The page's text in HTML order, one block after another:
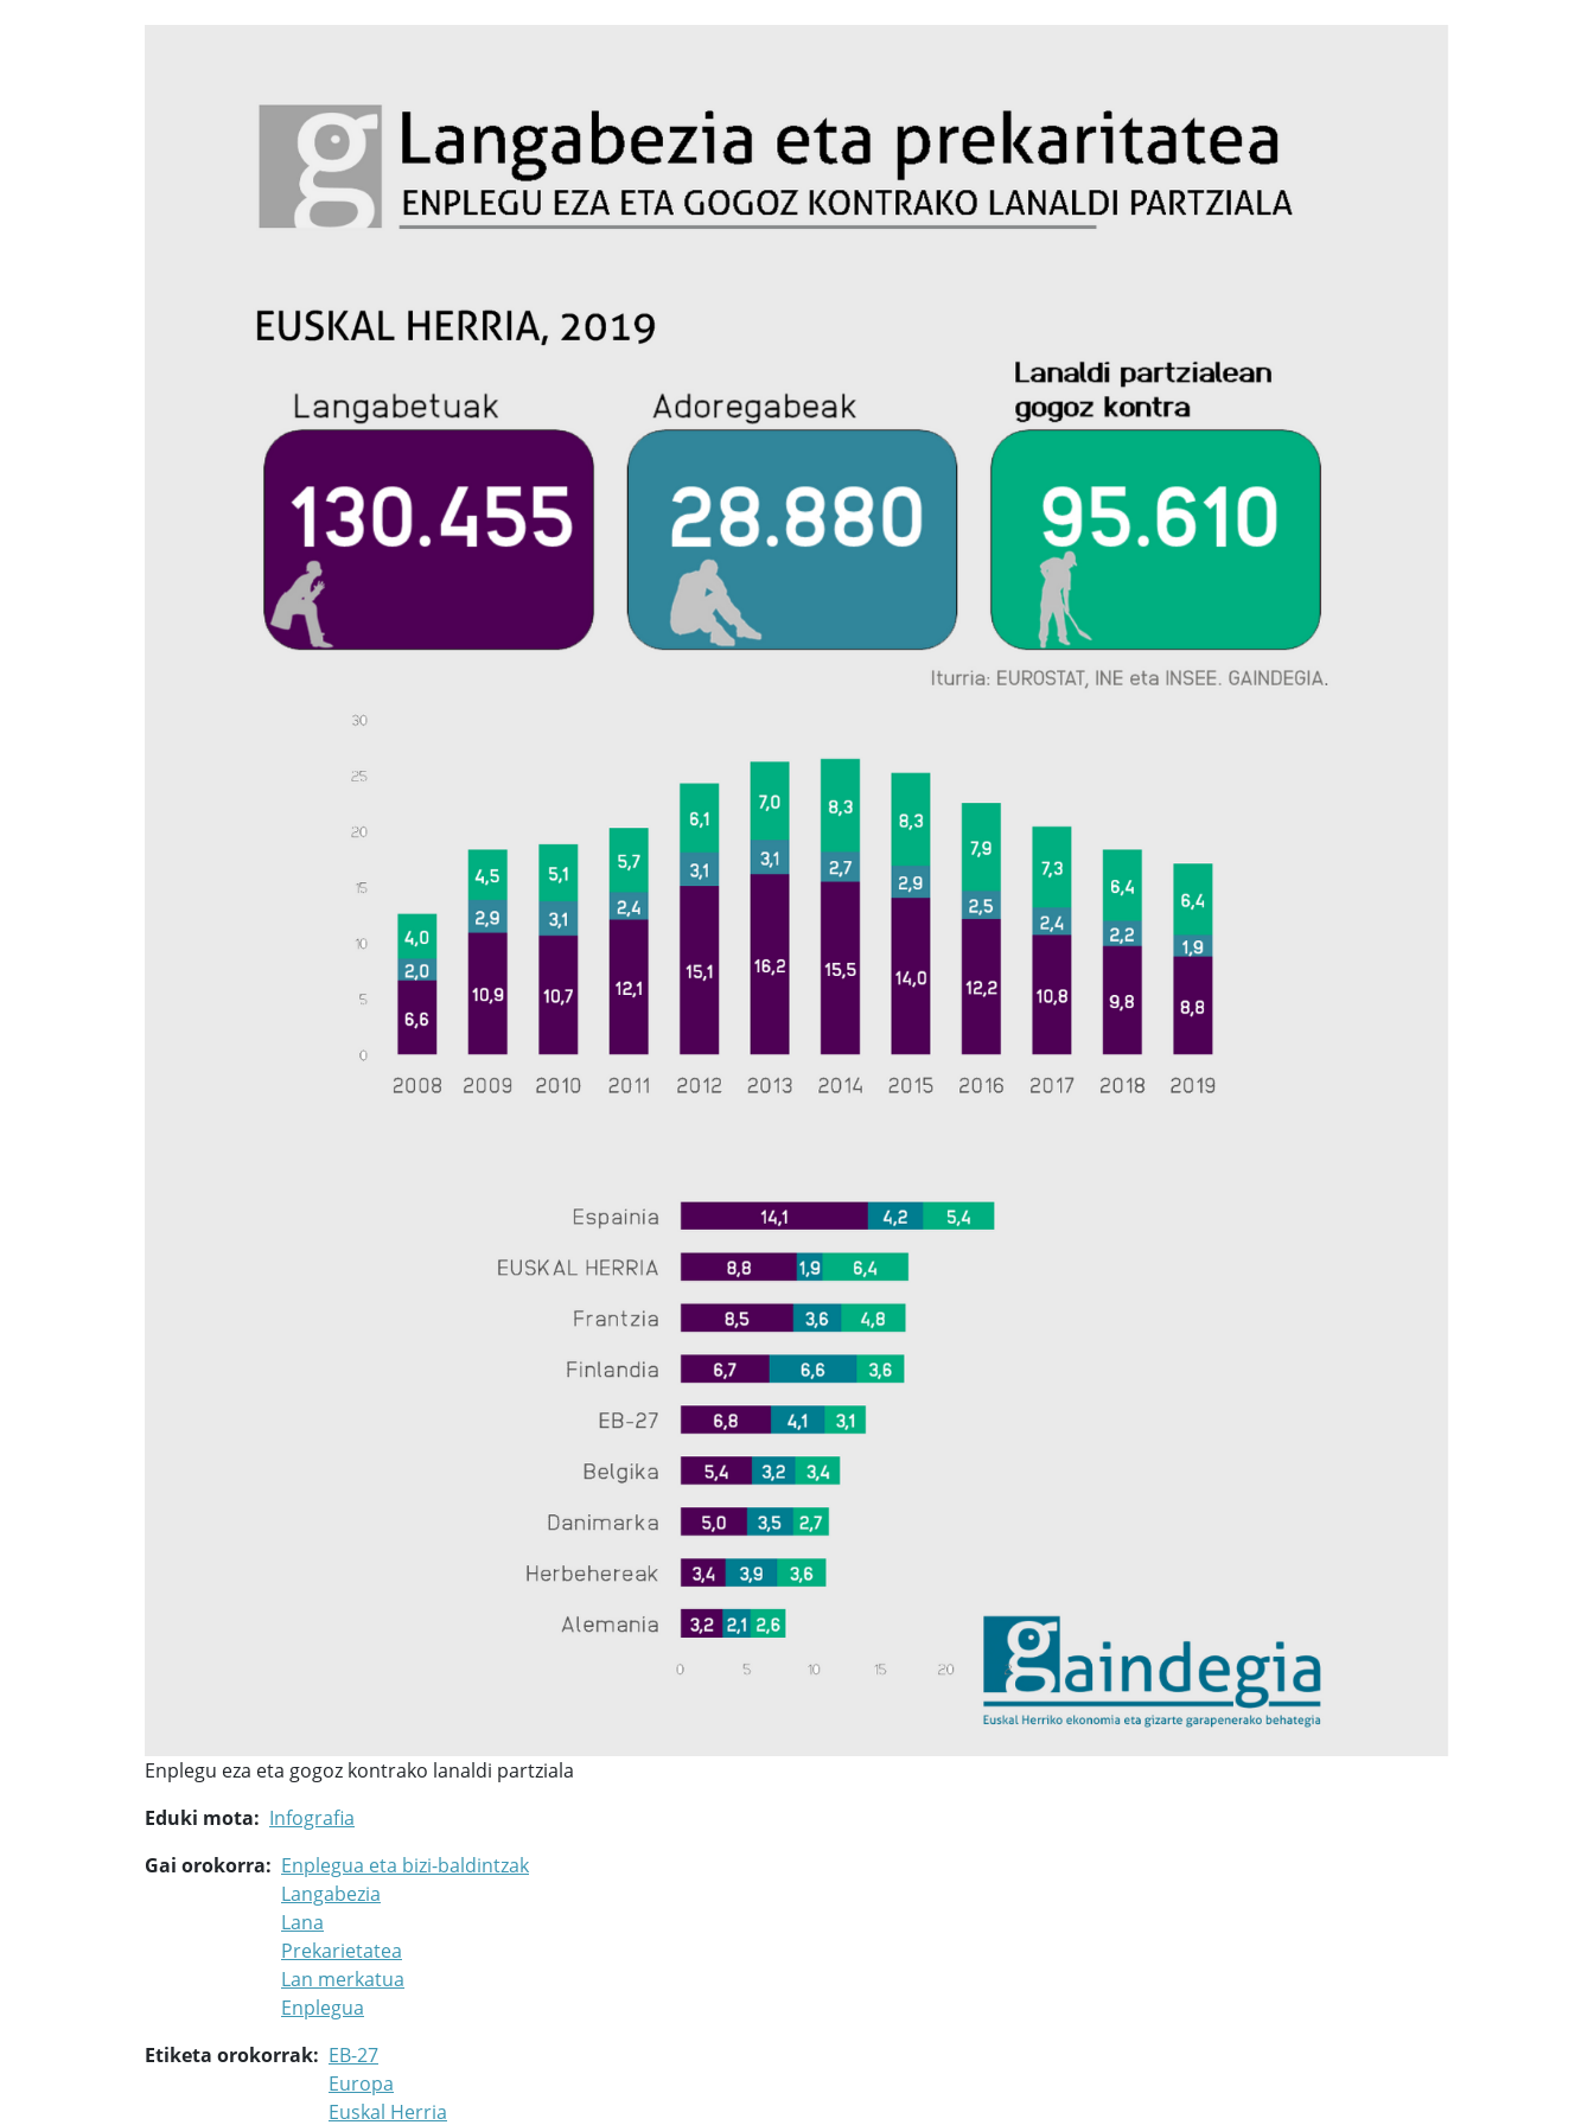
Enplegu eza eta gogoz kontrako lanaldi partziala
Eduki mota
Infografia
Gai orokorra
Enplegua eta bizi-baldintzak
Langabezia
Lana
Prekarietatea
Lan merkatua
Enplegua
Etiketa orokorrak
EB-27
Europa
Euskal Herria